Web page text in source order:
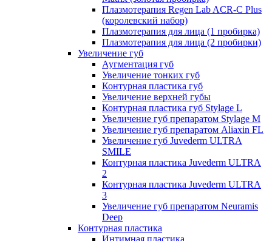
Плазмотерапия Regen Lab ACR-C Plus
(королевский набор)
Плазмотерапия для лица (1 пробирка)
Плазмотерапия для лица (2 пробирки)
Увеличение губ
Аугментация губ
Увеличение тонких губ
Контурная пластика губ
Увеличение верхней губы
Контурная пластика губ Stylage L
Увеличение губ препаратом Stylage M
Увеличение губ препаратом Aliaxin FL
Увеличение губ Juvederm ULTRA
SMILE
Контурная пластика Juvederm ULTRA
2
Контурная пластика Juvederm ULTRA
3
Увеличение губ препаратом Neuramis
Deep
Контурная пластика
Интимная пластика